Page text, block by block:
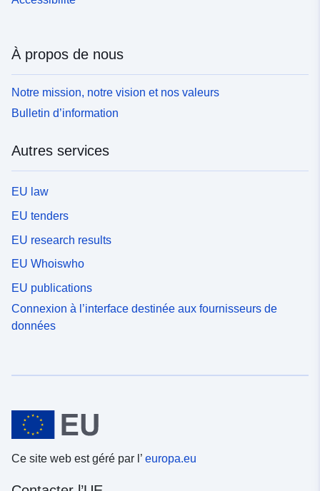
À propos de nous
Notre mission, notre vision et nos valeurs
Bulletin d’information
Autres services
EU law
EU tenders
EU research results
EU Whoiswho
EU publications
Connexion à l’interface destinée aux fournisseurs de
données
Ce site web est géré par l’ europa.eu